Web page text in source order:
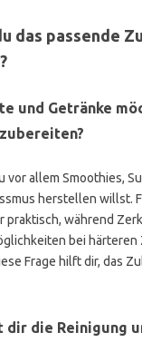
das passende
und Getränke
vor allem Smoothies,
herstellen willst.
praktisch, während
bei härteren
Frage hilft dir, das
dir die Reinigung